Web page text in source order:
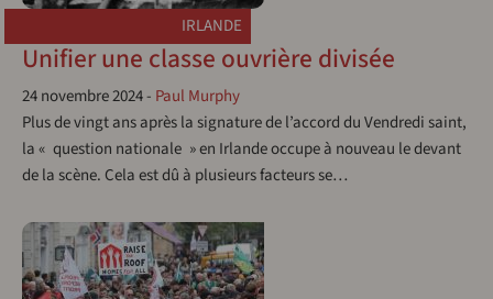
IRLANDE
Unifier une classe ouvrière divisée
24 novembre 2024- Paul Murphy
Plus de vingt ans après la signature de l’accord du Vendredi saint,
la « question nationale » en Irlande occupe à nouveau le devant
de la scène. Cela est dû à plusieurs facteurs se…